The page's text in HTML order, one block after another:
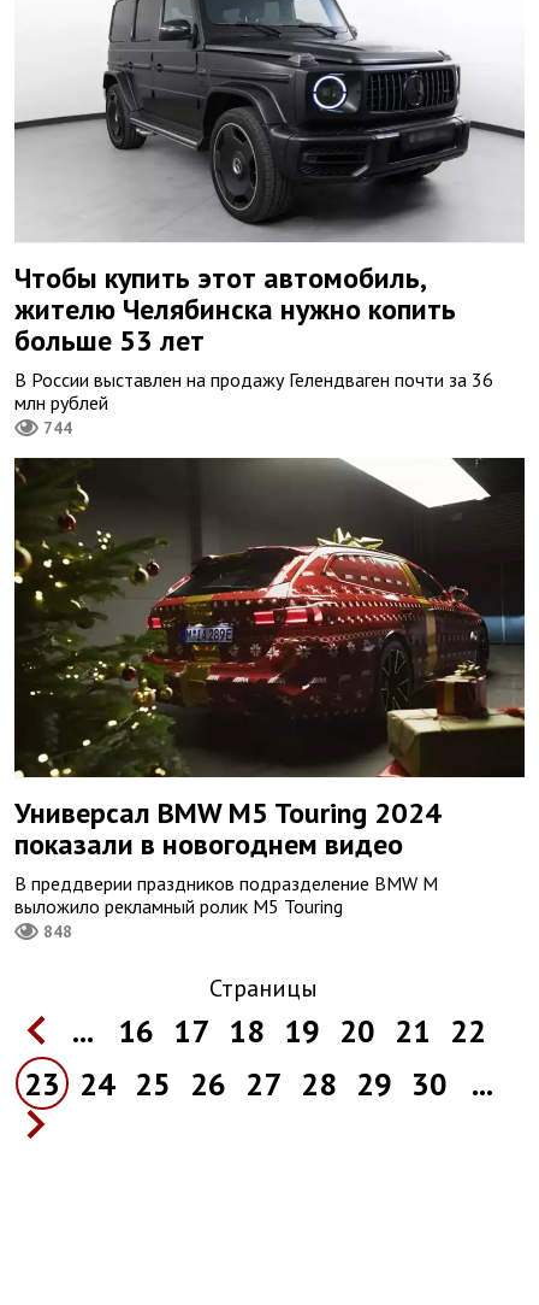
Чтобы купить этот автомобиль,
жителю Челябинска нужно копить
больше 53 лет
В России выставлен на продажу Гелендваген почти за 36
млн рублей
744
Универсал BMW M5 Touring 2024
показали в новогоднем видео
В преддверии праздников подразделение BMW M
выложило рекламный ролик M5 Touring
848
Страницы
... 16 17 18 19 20 21
22
23
24 25 26 27 28 29 30 ...